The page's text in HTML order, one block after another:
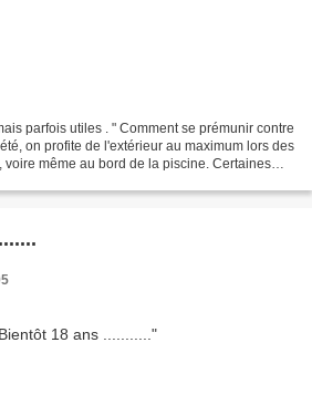
parfois utiles . " Comment se prémunir contre
on profite de l'extérieur au maximum lors des
voire même au bord de la piscine. Certaines